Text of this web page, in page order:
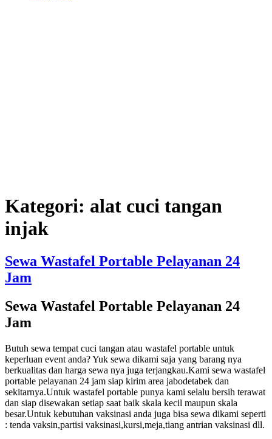
Kategori: alat cuci tangan
injak
Sewa Wastafel Portable Pelayanan 24
Jam
Sewa Wastafel Portable Pelayanan 24
Jam
Butuh sewa tempat cuci tangan atau wastafel portable untuk
keperluan event anda? Yuk sewa dikami saja yang barang nya
berkualitas dan harga sewa nya juga terjangkau.Kami sewa wastafel
portable pelayanan 24 jam siap kirim area jabodetabek dan
sekitarnya.Untuk wastafel portable punya kami selalu bersih terawat
dan siap disewakan setiap saat baik skala kecil maupun skala
besar.Untuk kebutuhan vaksinasi anda juga bisa sewa dikami seperti
: tenda vaksin,partisi vaksinasi,kursi,meja,tiang antrian vaksinasi dll.